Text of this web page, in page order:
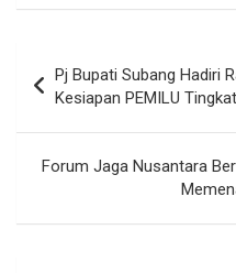
ce
b
o
o
k
at
s
A
p
p
navigation
Pj Bupati Subang Hadiri
Kesiapan PEMILU
Forum Jaga Nusantara